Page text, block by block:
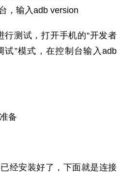
，输入adb version
行测试，打开手机的“开发者
试”模式，在控制台输入adb
经安装好了，下面就是连接